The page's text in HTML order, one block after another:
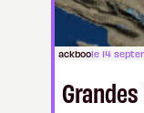
ackboole 14